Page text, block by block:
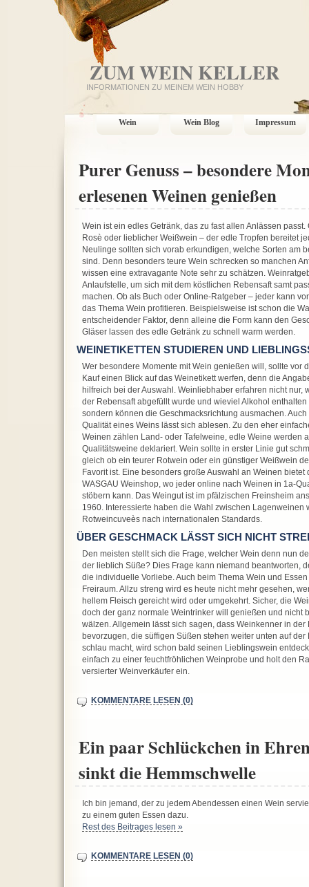
ZUM WEIN KELLER
INFORMATIONEN ZU MEINEM WEIN HOBBY
Wein Wein Blog Impressum
Purer Genuss – besondere
erlesenen Weinen genießen
Wein ist ein edles Getränk, das zu fast allen Anlässen
Rosè oder lieblicher Weißwein – der edle Tropfen bereitet
Neulinge sollten sich vorab erkundigen, welche Sorten am
sind. Denn besonders teure Wein schrecken so manchen
wissen eine extravagante Note sehr zu schätzen.
Anlaufstelle, um sich mit dem köstlichen Rebensaft samt
machen. Ob als Buch oder Online-Ratgeber – jeder kann
das Thema Wein profitieren. Beispielsweise ist schon die
entscheidender Faktor, denn alleine die Form kann den
Gläser lassen des edle Getränk zu schnell warm werden.
WEINETIKETTEN STUDIEREN UND
Wer besondere Momente mit Wein genießen will, sollte vor
Kauf einen Blick auf das Weinetikett werfen, denn die
hilfreich bei der Auswahl. Weinliebhaber erfahren nicht nur,
der Rebensaft abgefüllt wurde und wieviel Alkohol enthalten
sondern können die Geschmacksrichtung ausmachen. Auch
Qualität eines Weins lässt sich ablesen. Zu den eher
Weinen zählen Land- oder Tafelweine, edle Weine werden
Qualitätsweine deklariert. Wein sollte in erster Linie gut
gleich ob ein teurer Rotwein oder ein günstiger Weißwein
Favorit ist. Eine besonders große Auswahl an Weinen bietet
WASGAU Weinshop, wo jeder online nach Weinen in 1a-
stöbern kann. Das Weingut ist im pfälzischen Freinsheim
1960. Interessierte haben die Wahl zwischen Lagenweinen
Rotweincuveès nach internationalen Standards.
ÜBER GESCHMACK LÄSST SICH NICHT
Den meisten stellt sich die Frage, welcher Wein denn nun
der lieblich Süße? Dies Frage kann niemand beantworten,
die individuelle Vorliebe. Auch beim Thema Wein und
Freiraum. Allzu streng wird es heute nicht mehr gesehen,
hellem Fleisch gereicht wird oder umgekehrt. Sicher, die
doch der ganz normale Weintrinker will genießen und nicht
wälzen. Allgemein lässt sich sagen, dass Weinkenner in der
bevorzugen, die süffigen Süßen stehen weiter unten auf der
schlau macht, wird schon bald seinen Lieblingswein
einfach zu einer feuchtfröhlichen Weinprobe und holt den
versierter Weinverkäufer ein.
KOMMENTARE LESEN (0)
Ein paar Schlückchen in
sinkt die Hemmschwelle
Ich bin jemand, der zu jedem Abendessen einen Wein
zu einem guten Essen dazu.
Rest des Beitrages lesen »
KOMMENTARE LESEN (0)